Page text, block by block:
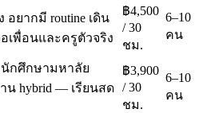
อยากมี routine เดิน
อเพื่อนและครูตัวจริง
฿4,500
/ 30
ชม.
6–10
คน
กศึกษามหาลัย
น hybrid — เรียนสด
฿3,900
/ 30
ชม.
6–10
คน